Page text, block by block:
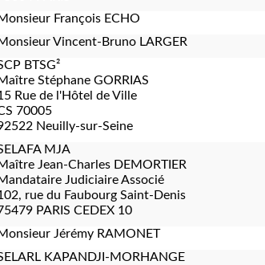
François ECHO
Vincent-Bruno LARGER
BTSG²
Stéphane GORRIAS
Rue de l'Hôtel de Ville
70005
Neuilly-sur-Seine
MJA
Jean-Charles DEMORTIER
Judiciaire Associé
rue du Faubourg Saint-Denis
PARIS CEDEX 10
Jérémy RAMONET
KAPANDJI-MORHANGE